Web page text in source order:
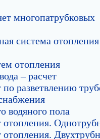
многопатрубковых
система
отопления
– расчет
разветвлению
водяного пола
отопления.